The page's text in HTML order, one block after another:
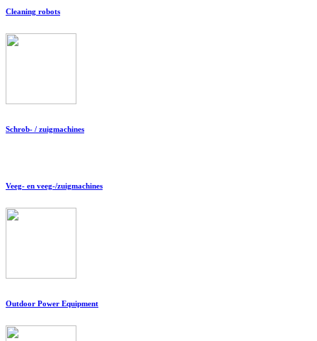
Cleaning robots
Schrob- / zuigmachines
Veeg- en veeg-/zuigmachines
Outdoor Power Equipment